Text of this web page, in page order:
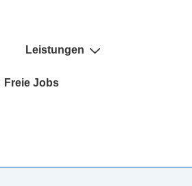
Leistungen
Freie Jobs